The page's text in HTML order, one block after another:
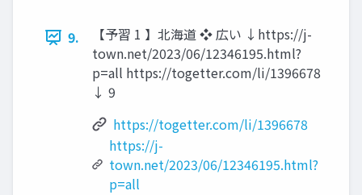
9.
【予習 1 】北海道 ❖ 広い ↓https://j-
town.net/2023/06/12346195.html?
p=all https://togetter.com/li/1396678
↓ 9
https://togetter.com/li/1396678
https://j-
town.net/2023/06/12346195.html?
p=all